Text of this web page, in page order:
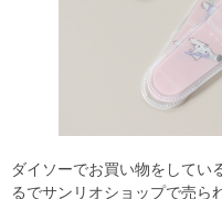
ダイソーでお買い物をしてい
るでサンリオショップで売ら